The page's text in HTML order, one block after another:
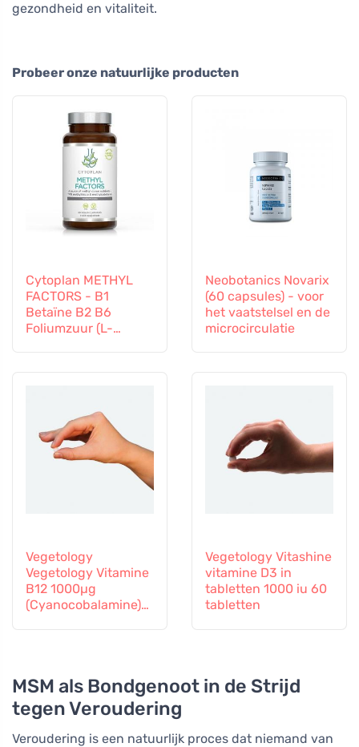
gezondheid en vitaliteit.
Probeer onze natuurlijke producten
Cytoplan METHYL
FACTORS - B1
Betaïne B2 B6
Foliumzuur (L-
Neobotanics Novarix
(60 capsules) - voor
het vaatstelsel en de
microcirculatie
Vegetology
Vegetology Vitamine
B12 1000µg
(Cyanocobalamine)
Vegetology Vitashine
vitamine D3 in
tabletten 1000 iu 60
tabletten
MSM als Bondgenoot in de Strijd
tegen Veroudering
Veroudering is een natuurlijk proces dat niemand van